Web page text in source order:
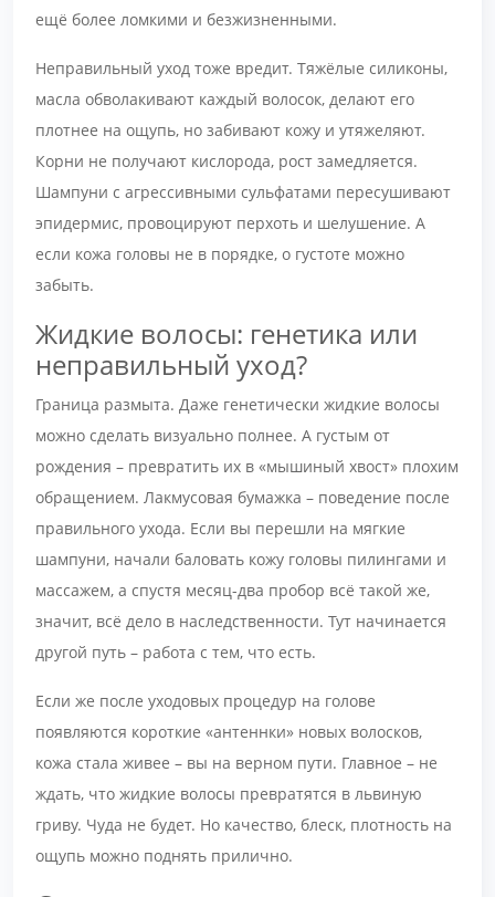
ещё более ломкими и безжизненными.
Неправильный уход тоже вредит. Тяжёлые силиконы,
масла обволакивают каждый волосок, делают его
плотнее на ощупь, но забивают кожу и утяжеляют.
Корни не получают кислорода, рост замедляется.
Шампуни с агрессивными сульфатами пересушивают
эпидермис, провоцируют перхоть и шелушение. А
если кожа головы не в порядке, о густоте можно
забыть.
Жидкие волосы: генетика или
неправильный уход?
Граница размыта. Даже генетически жидкие волосы
можно сделать визуально полнее. А густым от
рождения – превратить их в «мышиный хвост» плохим
обращением. Лакмусовая бумажка – поведение после
правильного ухода. Если вы перешли на мягкие
шампуни, начали баловать кожу головы пилингами и
массажем, а спустя месяц-два пробор всё такой же,
значит, всё дело в наследственности. Тут начинается
другой путь – работа с тем, что есть.
Если же после уходовых процедур на голове
появляются короткие «антеннки» новых волосков,
кожа стала живее – вы на верном пути. Главное – не
ждать, что жидкие волосы превратятся в львиную
гриву. Чуда не будет. Но качество, блеск, плотность на
ощупь можно поднять прилично.